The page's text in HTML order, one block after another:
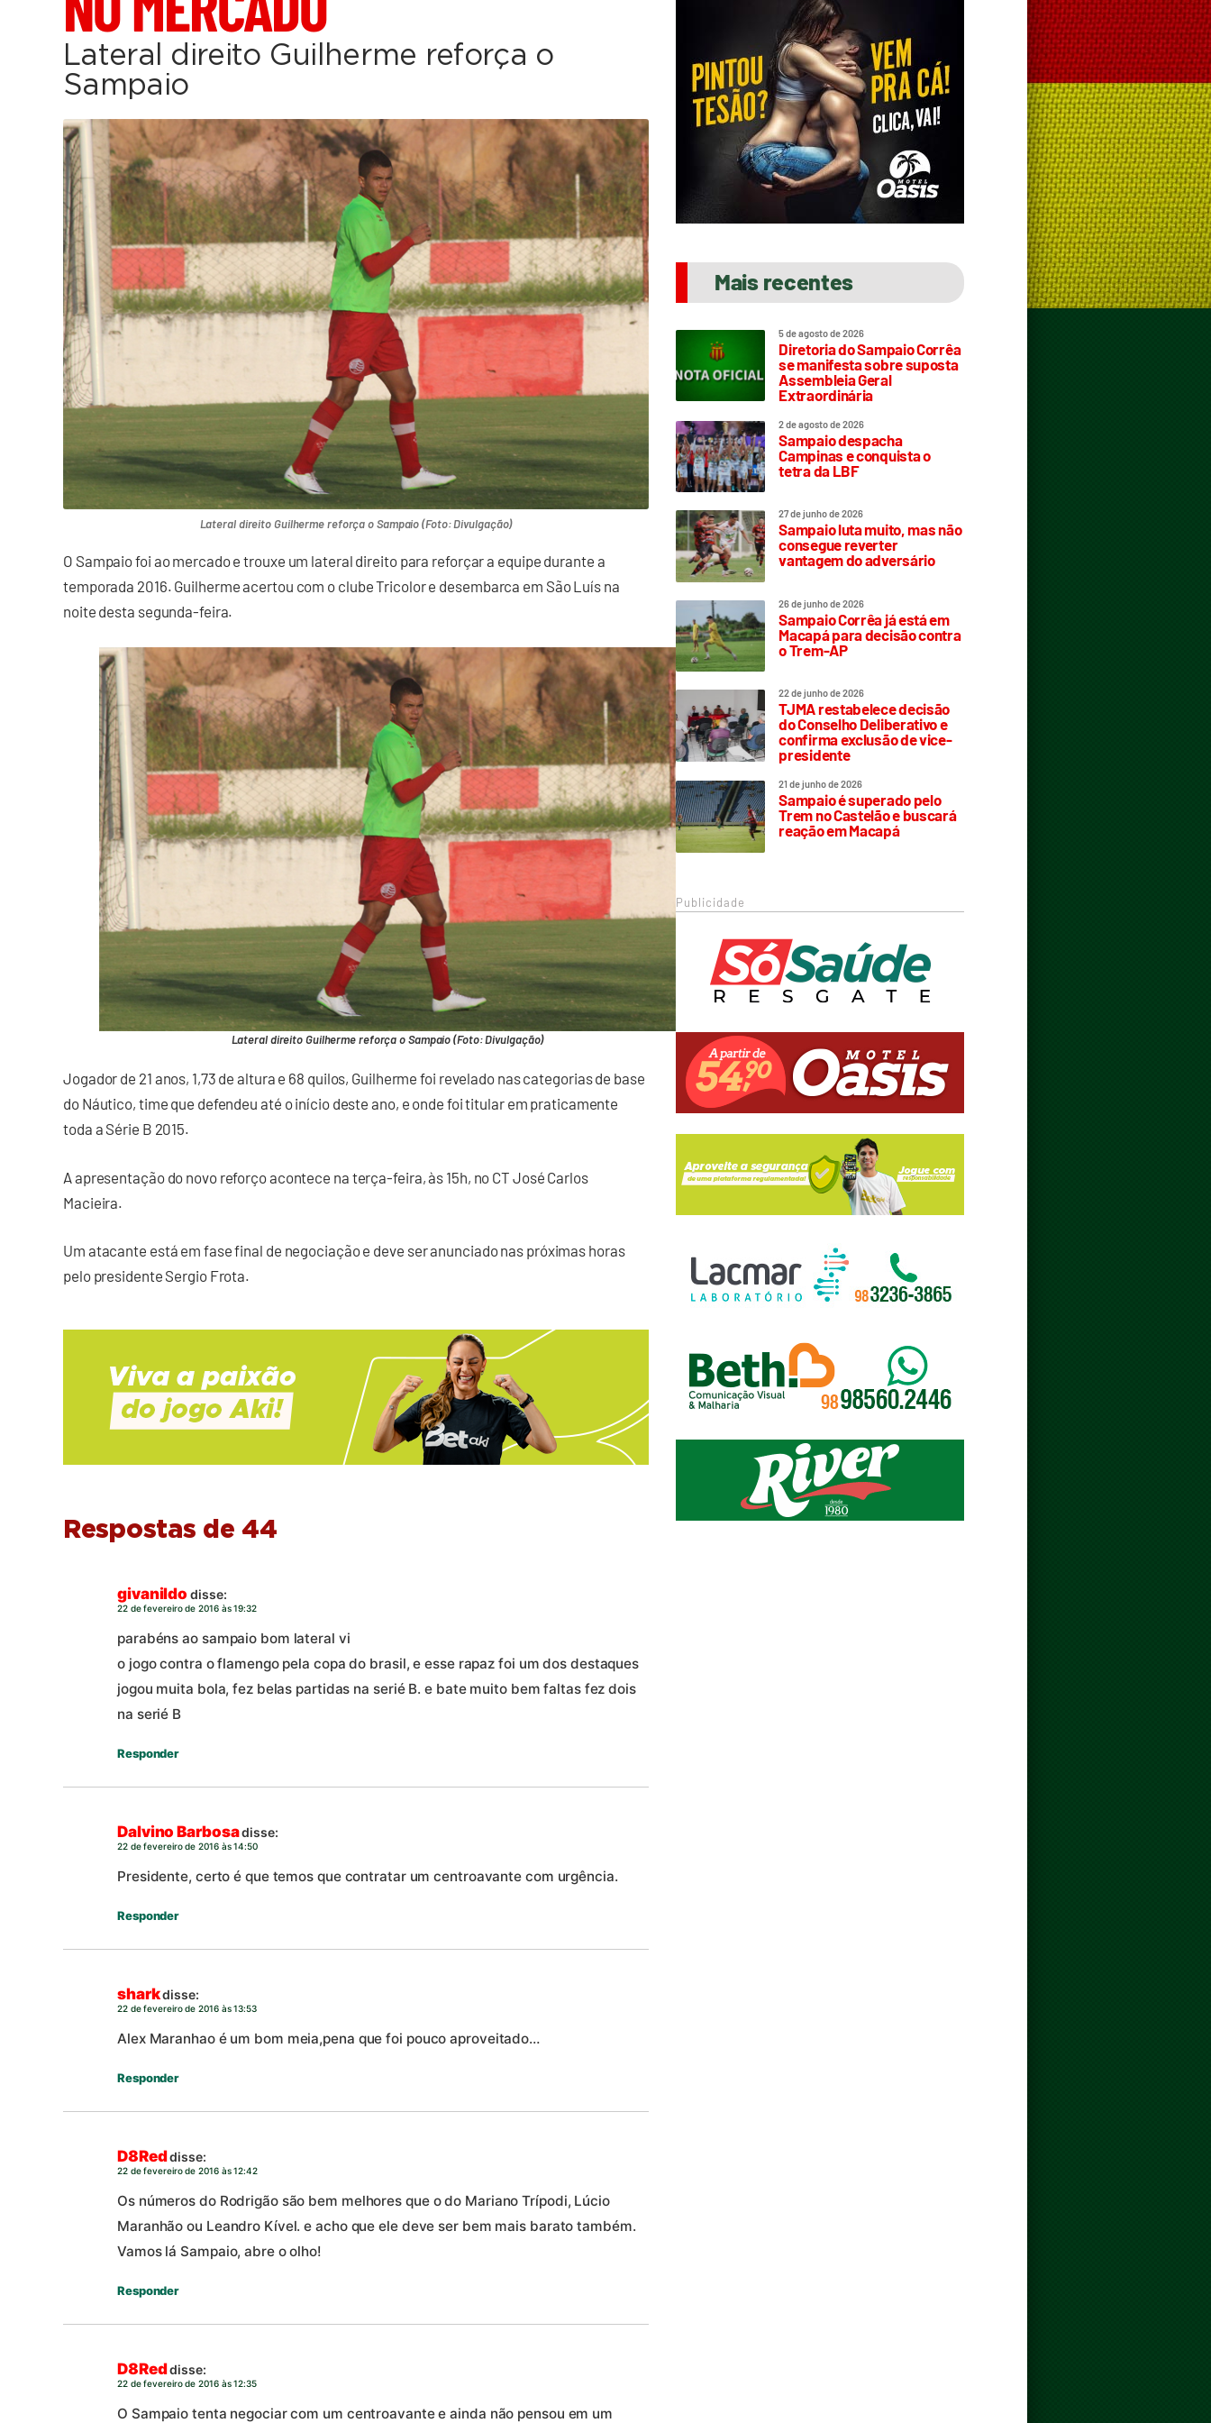
Lateral direito Guilherme reforça o
Sampaio
Lateral direito Guilherme reforça o Sampaio (Foto: Divulgação)
O Sampaio foi ao mercado e trouxe um lateral direito para reforçar a equipe durante a
temporada 2016. Guilherme acertou com o clube Tricolor e desembarca em São Luís na
noite desta segunda-feira.
Lateral direito Guilherme reforça o Sampaio (Foto: Divulgação)
Jogador de 21 anos, 1,73 de altura e 68 quilos, Guilherme foi revelado nas categorias de base
do Náutico, time que defendeu até o início deste ano, e onde foi titular em praticamente
toda a Série B 2015.
A apresentação do novo reforço acontece na terça-feira, às 15h, no CT José Carlos
Macieira.
Um atacante está em fase final de negociação e deve ser anunciado nas próximas horas
pelo presidente Sergio Frota.
Respostas de 44
givanildo disse:
22 de fevereiro de 2016 às 19:32
parabéns ao sampaio bom lateral vi
o jogo contra o flamengo pela copa do brasil, e esse rapaz foi um dos destaques
jogou muita bola, fez belas partidas na serié B. e bate muito bem faltas fez dois
na serié B
Responder
Dalvino Barbosadisse:
22 de fevereiro de 2016 às 14:50
Presidente, certo é que temos que contratar um centroavante com urgência.
Responder
sharkdisse:
22 de fevereiro de 2016 às 13:53
Alex Maranhao é um bom meia,pena que foi pouco aproveitado…
Responder
D8Reddisse:
22 de fevereiro de 2016 às 12:42
Os números do Rodrigão são bem melhores que o do Mariano Trípodi, Lúcio
Maranhão ou Leandro Kível. e acho que ele deve ser bem mais barato também.
Vamos lá Sampaio, abre o olho!
Responder
D8Reddisse:
22 de fevereiro de 2016 às 12:35
O Sampaio tenta negociar com um centroavante e ainda não pensou em um
Mais recentes
5 de agosto de 2026
Diretoria do Sampaio Corrêa
se manifesta sobre suposta
Assembleia Geral
Extraordinária
2 de agosto de 2026
Sampaio despacha
Campinas e conquista o
tetra da LBF
27 de junho de 2026
Sampaio luta muito, mas não
consegue reverter
vantagem do adversário
26 de junho de 2026
Sampaio Corrêa já está em
Macapá para decisão contra
o Trem-AP
22 de junho de 2026
TJMA restabelece decisão
do Conselho Deliberativo e
confirma exclusão de vice-
presidente
21 de junho de 2026
Sampaio é superado pelo
Trem no Castelão e buscará
reação em Macapá
Publicidade